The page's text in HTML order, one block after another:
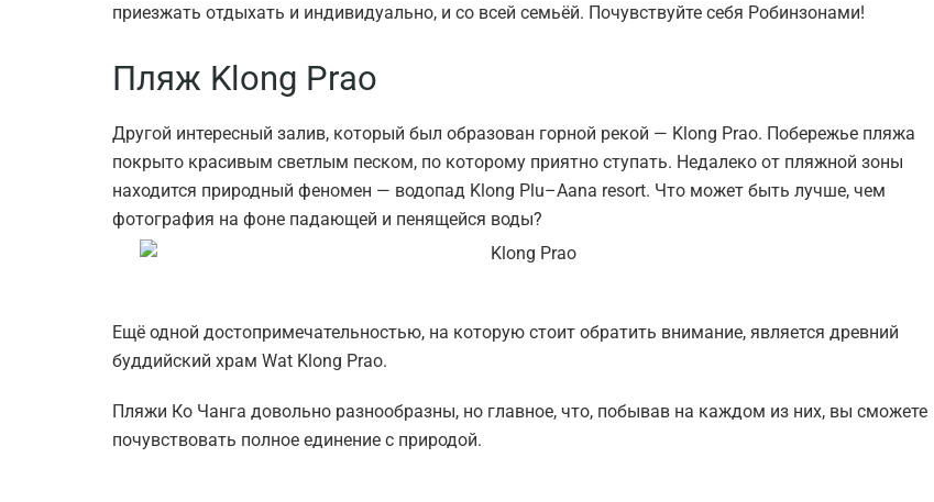
приезжать отдыхать и индивидуально, и со всей семьёй. Почувствуйте себя Робинзонами!
Пляж Klong Prao
Другой интересный залив, который был образован горной рекой — Klong Prao. Побережье пляжа
покрыто красивым светлым песком, по которому приятно ступать. Недалеко от пляжной зоны
находится природный феномен — водопад Klong Plu–Aana resort. Что может быть лучше, чем
фотография на фоне падающей и пенящейся воды?
Ещё одной достопримечательностью, на которую стоит обратить внимание, является древний
буддийский храм Wat Klong Prao.
Пляжи Ко Чанга довольно разнообразны, но главное, что, побывав на каждом из них, вы сможете
почувствовать полное единение с природой.